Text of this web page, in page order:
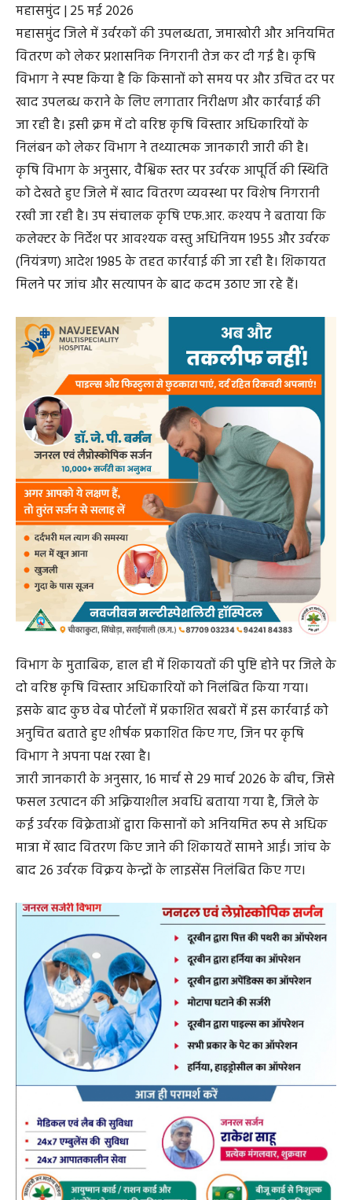
महासमुंद | 25 मई 2026
महासमुंद जिले में उर्वरकों की उपलब्धता, जमाखोरी और अनियमित
वितरण को लेकर प्रशासनिक निगरानी तेज कर दी गई है। कृषि
विभाग ने स्पष्ट किया है कि किसानों को समय पर और उचित दर पर
खाद उपलब्ध कराने के लिए लगातार निरीक्षण और कार्रवाई की
जा रही है। इसी क्रम में दो वरिष्ठ कृषि विस्तार अधिकारियों के
निलंबन को लेकर विभाग ने तथ्यात्मक जानकारी जारी की है।
कृषि विभाग के अनुसार, वैश्विक स्तर पर उर्वरक आपूर्ति की स्थिति
को देखते हुए जिले में खाद वितरण व्यवस्था पर विशेष निगरानी
रखी जा रही है। उप संचालक कृषि एफ.आर. कश्यप ने बताया कि
कलेक्टर के निर्देश पर आवश्यक वस्तु अधिनियम 1955 और उर्वरक
(नियंत्रण) आदेश 1985 के तहत कार्रवाई की जा रही है। शिकायत
मिलने पर जांच और सत्यापन के बाद कदम उठाए जा रहे हैं।
विभाग के मुताबिक, हाल ही में शिकायतों की पुष्टि होने पर जिले के
दो वरिष्ठ कृषि विस्तार अधिकारियों को निलंबित किया गया।
इसके बाद कुछ वेब पोर्टलों में प्रकाशित खबरों में इस कार्रवाई को
अनुचित बताते हुए शीर्षक प्रकाशित किए गए, जिन पर कृषि
विभाग ने अपना पक्ष रखा है।
जारी जानकारी के अनुसार, 16 मार्च से 29 मार्च 2026 के बीच, जिसे
फसल उत्पादन की अक्रियाशील अवधि बताया गया है, जिले के
कई उर्वरक विक्रेताओं द्वारा किसानों को अनियमित रूप से अधिक
मात्रा में खाद वितरण किए जाने की शिकायतें सामने आईं। जांच के
बाद 26 उर्वरक विक्रय केन्द्रों के लाइसेंस निलंबित किए गए।